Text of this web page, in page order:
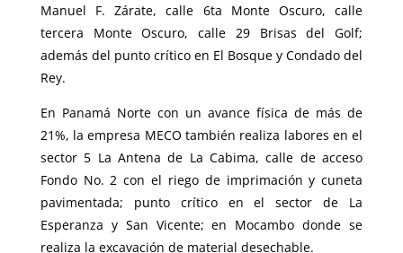
Manuel F. Zárate, calle 6ta Monte Oscuro, calle
tercera Monte Oscuro, calle 29 Brisas del Golf;
además del punto crítico en El Bosque y Condado del
Rey.
En Panamá Norte con un avance física de más de
21%, la empresa MECO también realiza labores en el
sector 5 La Antena de La Cabima, calle de acceso
Fondo No. 2 con el riego de imprimación y cuneta
pavimentada; punto crítico en el sector de La
Esperanza y San Vicente; en Mocambo donde se
realiza la excavación de material desechable.